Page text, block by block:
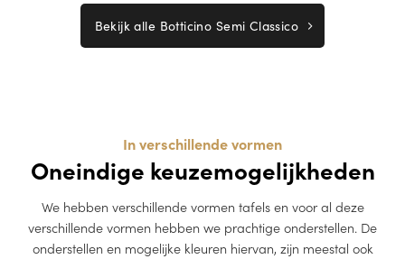
Bekijk alle Botticino Semi Classico
In verschillende vormen
Oneindige keuzemogelijkheden
We hebben verschillende vormen tafels en voor al deze
verschillende vormen hebben we prachtige onderstellen. De
onderstellen en mogelijke kleuren hiervan, zijn meestal ook